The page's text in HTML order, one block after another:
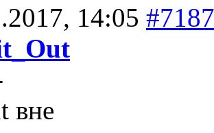
14:05 #7187